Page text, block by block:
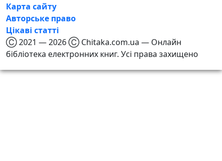
Карта сайту
Авторське право
Цікаві статті
Ⓒ 2021 — 2026 Ⓒ Chitaka.com.ua — Онлайн
бібліотека електронних книг. Усі права захищено